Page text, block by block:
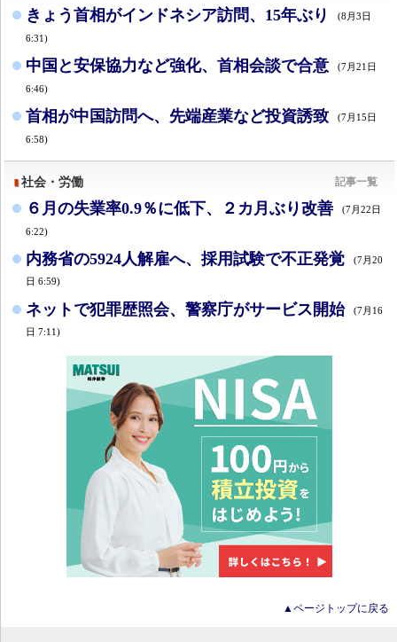
きょう首相がインドネシア訪問、15年ぶり (8月3日
6:31)
中国と安保協力など強化、首相会談で合意 (7月21日
6:46)
首相が中国訪問へ、先端産業など投資誘致 (7月15日
6:58)
社会・労働 記事一覧
６月の失業率0.9％に低下、２カ月ぶり改善 (7月22日
6:22)
内務省の5924人解雇へ、採用試験で不正発覚
(7月20
日 6:59)
ネットで犯罪歴照会、警察庁がサービス開始
(7月16
日 7:11)
▲ページトップに戻る